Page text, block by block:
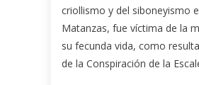
criollismo y del siboneyismo
Matanzas, fue víctima de la
su fecunda vida, como
de la Conspiración de la